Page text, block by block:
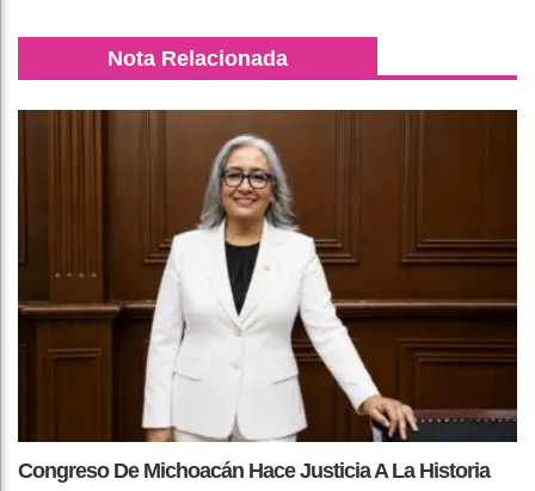
Nota Relacionada
Congreso De Michoacán Hace Justicia A La Historia